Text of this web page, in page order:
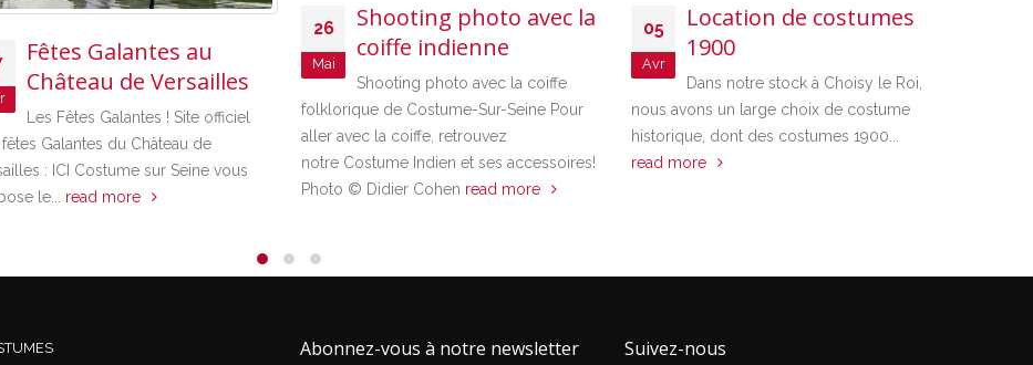
Galantes au
de Versailles
Fêtes Galantes ! Site officiel
du Château de
: ICI Costume sur Seine vous
read more
Shooting photo avec la
coiffe indienne
Shooting photo avec la coiffe
folklorique de Costume-Sur-Seine Pour
aller avec la coiffe, retrouvez
notre Costume Indien et ses accessoires!
Photo © Didier Cohenread more
Location de costumes
1900
Dans notre stock à Choisy le Roi,
nous avons un large choix de costume
historique, dont des costumes 1900...
read more
Abonnez-vous à notre newsletter Suivez-nous